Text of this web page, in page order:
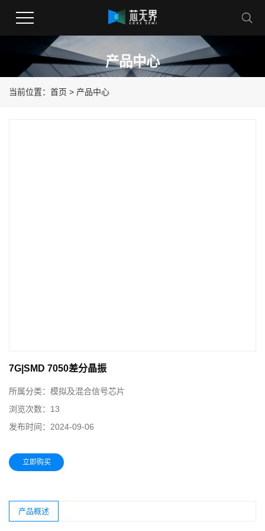
产品中心
当前位置： 首页 > 产品中心
7G|SMD 7050差分晶振
所属分类： 模拟及混合信号芯片
浏览次数： 13
发布时间： 2024-09-06
立即购买
产品概述